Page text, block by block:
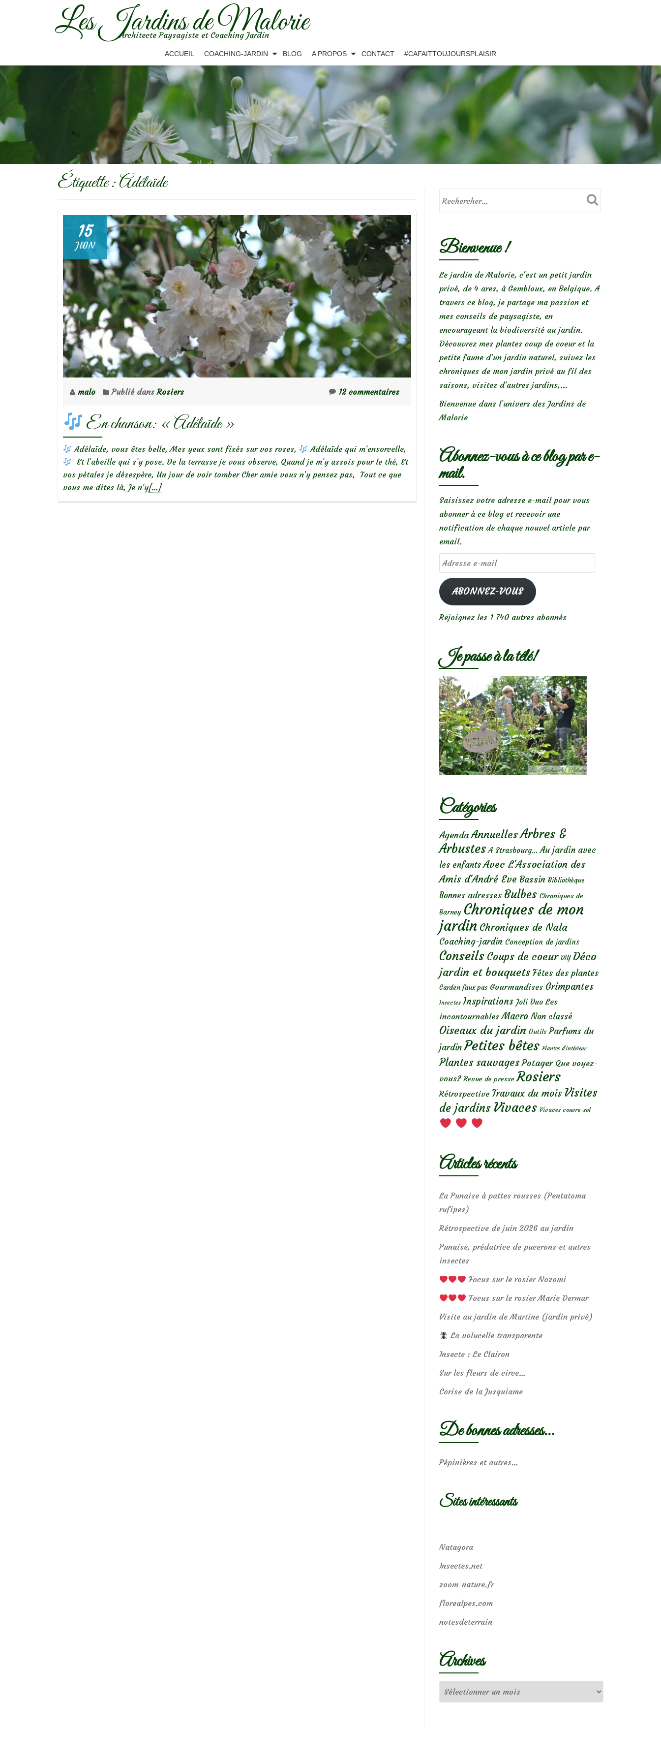
Les Jardins de Malorie
Architecte Paysagiste et Coaching Jardin
ACCUEIL COACHING-JARDIN BLOG A PROPOS CONTACT #CAFAITTOUJOURSPLAISIR
Étiquette :Adélaïde
15
JUIN
malo Publié dansRosiers 12 commentaires
En chanson: « Adélaïde »
Adélaïde, vous êtes belle, Mes yeux sont fixés sur vos roses,
Adélaïde qui m’ensorcelle,
Et l’abeille qui s’y pose. De la terrasse je vous observe, Quand je m’y assois pour le thé, Et
vos pétales je désespère, Un jour de voir tomber Cher amie vous n’y pensez pas, Tout ce que
vous me dites là, Je n’yEn
[…]
Bienvenue !
Le jardin de Malorie, c'est un petit jardin
privé, de 4 ares, à Gembloux, en Belgique. A
travers ce blog, je partage ma passion et
mes conseils de paysagiste, en
encourageant la biodiversité au jardin.
Découvrez mes plantes coup de coeur et la
petite faune d’un jardin naturel, suivez les
chroniques de mon jardin privé au fil des
saisons, visitez d’autres jardins,...
Bienvenue dans l’univers des Jardins de
Malorie
Abonnez-vous à ce blog par e-
mail.
Saisissez votre adresse e-mail pour vous
abonner à ce blog et recevoir une
notification de chaque nouvel article par
email.
Adresse
e-
mailABONNEZ-VOUS
Rejoignez les 1 740 autres abonnés
Je passe à la télé!
Catégories
Agenda AnnuellesArbres &
Arbustes A Strasbourg... Au jardin avec
les enfants Avec L'Association des
Amis d'André Eve Bassin Bibliothèque
Bonnes adresses Bulbes Chroniques de
Barney Chroniques de mon
jardin Chroniques de Nala
Coaching-jardin Conception de jardins
Conseils Coups de coeur DIY Déco
jardin et bouquets Fêtes des plantes
Garden faux pas Gourmandises Grimpantes
Insectes Inspirations Joli Duo Les
incontournables Macro Non classé
Oiseaux du jardin Outils Parfums du
jardin Petites bêtes Plantes d’intérieur
Plantes sauvages Potager Que voyez-
vous? Revue de presse Rosiers
Rétrospective Travaux du mois Visites
de jardins Vivaces Vivaces couvre-sol
Articles récents
La Punaise à pattes rousses (Pentatoma
rufipes)
Rétrospective de juin 2026 au jardin
Punaise, prédatrice de pucerons et autres
insectes
Focus sur le rosier Nozomi
Focus sur le rosier Marie Dermar
Visite au jardin de Martine (jardin privé)
La volucelle transparente
Insecte : Le Clairon
Sur les fleurs de circe…
Corise de la Jusquiame
De bonnes adresses…
Pépinières et autres…
Sites intéressants
Natagora
Insectes.net
zoom-nature.fr
florealpes.com
notesdeterrain
Archives
Archives